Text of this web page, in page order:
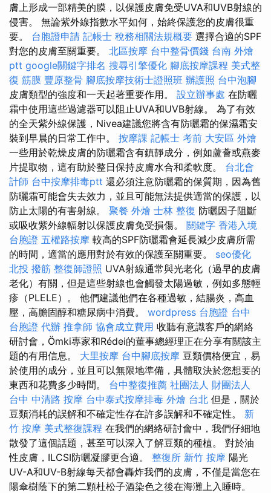
膚上形成一部精美的膜，以保護皮膚免受UVA和UVB射線的
侵害。 無論紫外線指數水平如何，始終保護您的皮膚很重
要。 台胞證申請 記帳士 稅務相關法規概要 選擇合適的SPF
對您的皮膚至關重要。 北區按摩 台中整骨價錢 台南 外燴
ptt google關鍵字排名 搜尋引擎優化 腳底按摩課程 美式整
復 筋膜 豐原整骨 腳底按摩技術士證照班 辦護照 台中泡腳
皮膚類型的強度和一天起著重要作用。 設立辦事處 在防曬
霜中使用這些過濾器可以阻止UVA和UVB射線。 為了有效
的全天紫外線保護，Nivea建議您將含有防曬霜的保濕霜安
裝到早晨的日常工作中。 按摩課 記帳士 考前 大安區 外燴
一些用於乾燥皮膚的防曬霜含有鎮靜成分，例如蘆薈或燕麥
片提取物，這有助於整日保持皮膚水合和柔軟度。 台北會
計師 台中按摩排毒ptt 還必須注意防曬霜的保質期，因為舊
防曬霜可能會失去效力，並且可能無法提供適當的保護，以
防止太陽的有害射線。 聚餐 外燴 士林 整復 防曬因子阻斷
或吸收紫外線輻射以保護皮膚免受損傷。 關鍵字 香港入境
台胞證 五權路按摩 較高的SPF防曬霜會延長減少皮膚所需
的時間，適當的應用對於有效的保護至關重要。 seo優化
北投 撥筋 整復師證照 UVA射線通常與光老化（過早的皮膚
老化）有關，但是這些射線也會觸發太陽過敏，例如多態輕
疹（PLELE）。 他們建議他們在各種過敏，結腸炎，高血
壓，高膽固醇和糖尿病中消費。 wordpress 台胞證 台中
台胞證 代辦 推拿師 協會成立費用 收聽有意識客戶的網絡
研討會，Ömki專家和Rédei的董事總經理正在分享有關該主
題的有用信息。 大里按摩 台中腳底按摩 豆類價格便宜，易
於使用的成分，並且可以無限地準備，具體取決於您想要的
東西和花費多少時間。 台中整復推薦 社團法人 財團法人
台中 中清路 按摩 台中泰式按摩排毒 外燴 台北 但是，關於
豆類消耗的誤解和不確定性存在許多誤解和不確定性。 新
竹 按摩 美式整復課程 在我們的網絡研討會中，我們仔細地
散發了這個話題，甚至可以深入了解豆類的種植。 對於油
性皮膚，ILCSI防曬凝膠更合適。 整復所 新竹 按摩 陽光
UV-A和UV-B射線每天都會轟炸我們的皮膚，不僅是當您在
陽傘樹蔭下的第二顆杜松子酒染色之後在海灘上入睡時。